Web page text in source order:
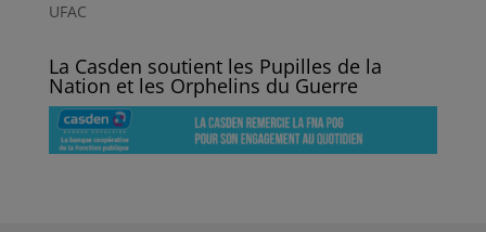
UFAC
La Casden soutient les Pupilles de la
Nation et les Orphelins du Guerre